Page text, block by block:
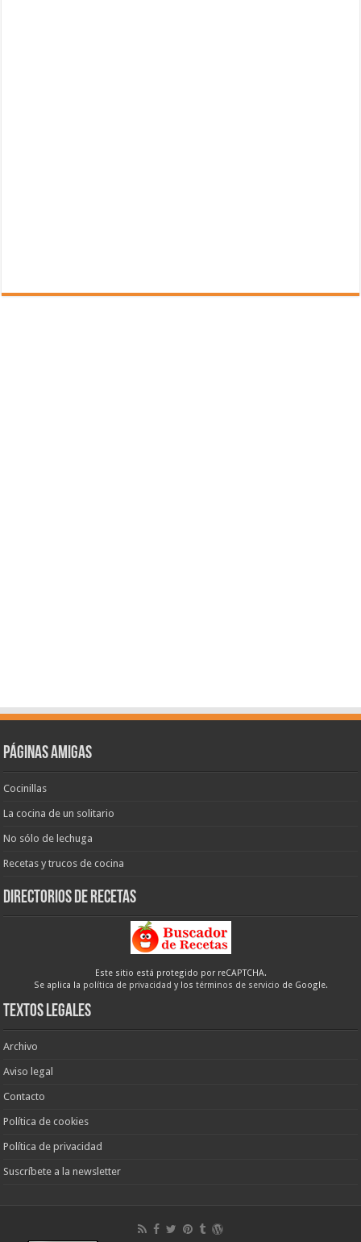
Páginas amigas
Cocinillas
La cocina de un solitario
No sólo de lechuga
Recetas y trucos de cocina
Directorios de recetas
Este sitio está protegido por reCAPTCHA.
Se aplica la política de privacidad y los términos de servicio de Google.
Textos legales
Archivo
Aviso legal
Contacto
Política de cookies
Política de privacidad
Suscríbete a la newsletter